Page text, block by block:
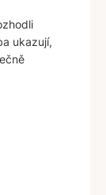
ukazují,